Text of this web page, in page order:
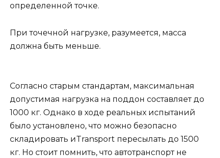
определенной точке.
При точечной нагрузке, разумеется, масса
должна быть меньше.
Согласно старым стандартам, максимальная
допустимая нагрузка на поддон составляет до
1000 кг. Однако в ходе реальных испытаний
было установлено, что можно безопасно
складировать иTransport пересылать до 1500
кг. Но стоит помнить, что автотранспорт не